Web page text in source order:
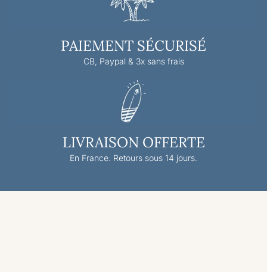
CB, Paypal & 3x sans frais
PAIEMENT SÉCURISÉ
En France. Retours sous 14 jours.
LIVRAISON OFFERTE